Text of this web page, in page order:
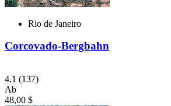
Rio de Janeiro
Corcovado-Bergbahn
4,1 (137)
Ab
48,00 $